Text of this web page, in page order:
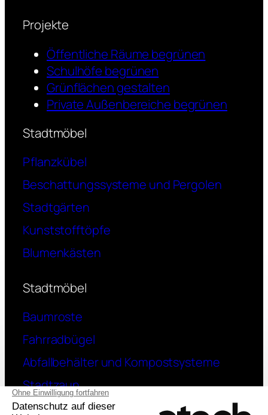
Projekte
Öffentliche Räume begrünen
Schulhöfe begrünen
Grünflächen gestalten
Private Außenbereiche begrünen
Stadtmöbel
Pflanzkübel
Beschattungssysteme und Pergolen
Stadtgärten
Kunststofftöpfe
Blumenkästen
Stadtmöbel
Baumroste
Fahrradbügel
Abfallbehälter und Kompostsysteme
Stadtzaun